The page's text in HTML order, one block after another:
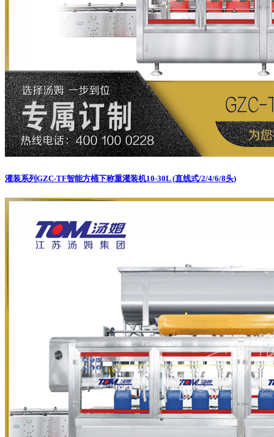
灌装系列 GZC-TF智能方桶下称重灌装机10-30L (直线式/2/4/6/8头)